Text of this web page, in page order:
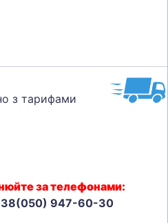
з тарифами
за телефонами:
947-60-30